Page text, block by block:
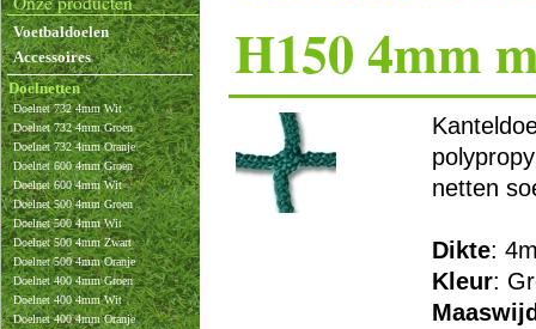
Voetbaldoelen
Accessoires
Doelnetten
Doelnet 732 4mm Wit
Doelnet 732 4mm Groen
Doelnet 732 4mm Oranje
Doelnet 600 4mm Groen
Doelnet 600 4mm Wit
Doelnet 500 4mm Groen
Doelnet 500 4mm Wit
Doelnet 500 4mm Zwart
Doelnet 500 4mm Oranje
Doelnet 400 4mm Groen
Doelnet 400 4mm Wit
Doelnet 400 4mm Oranje
H150 4mm
netten
Dikte:
Kleur: